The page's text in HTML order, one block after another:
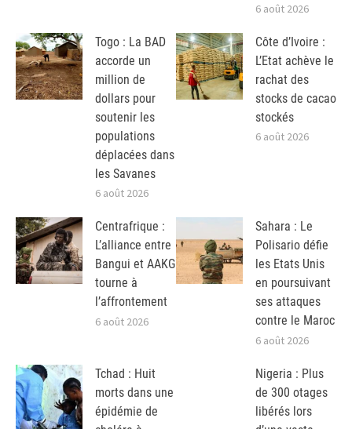
6 août 2026
Togo : La BAD
accorde un
million de
dollars pour
soutenir les
populations
déplacées dans
les Savanes
6 août 2026
Côte d’Ivoire :
L’Etat achève le
rachat des
stocks de cacao
stockés
6 août 2026
Centrafrique :
L’alliance entre
Bangui et AAKG
tourne à
l’affrontement
6 août 2026
Sahara : Le
Polisario défie
les Etats Unis
en poursuivant
ses attaques
contre le Maroc
6 août 2026
Tchad : Huit
morts dans une
épidémie de
Nigeria : Plus
de 300 otages
libérés lors